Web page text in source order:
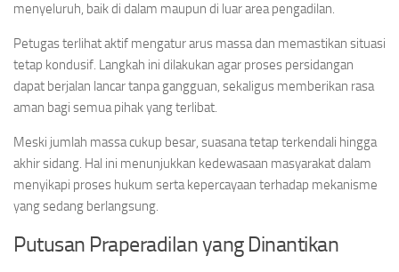
menyeluruh, baik di dalam maupun di luar area pengadilan.
Petugas terlihat aktif mengatur arus massa dan memastikan situasi
tetap kondusif. Langkah ini dilakukan agar proses persidangan
dapat berjalan lancar tanpa gangguan, sekaligus memberikan rasa
aman bagi semua pihak yang terlibat.
Meski jumlah massa cukup besar, suasana tetap terkendali hingga
akhir sidang. Hal ini menunjukkan kedewasaan masyarakat dalam
menyikapi proses hukum serta kepercayaan terhadap mekanisme
yang sedang berlangsung.
Putusan Praperadilan yang Dinantikan